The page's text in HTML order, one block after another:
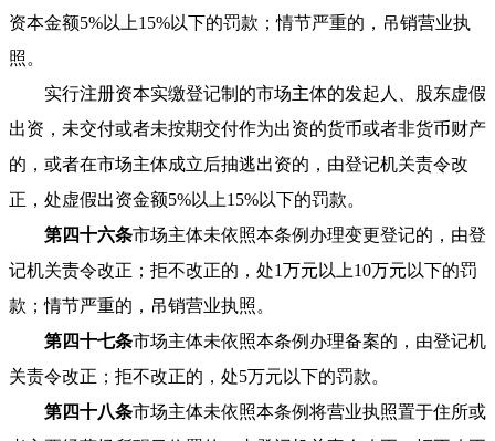
资本金额5%以上15%以下的罚款；情节严重的，吊销营业执
照。
实行注册资本实缴登记制的市场主体的发起人、股东虚假
出资，未交付或者未按期交付作为出资的货币或者非货币财产
的，或者在市场主体成立后抽逃出资的，由登记机关责令改
正，处虚假出资金额5%以上15%以下的罚款。
第四十六条市场主体未依照本条例办理变更登记的，由登
记机关责令改正；拒不改正的，处1万元以上10万元以下的罚
款；情节严重的，吊销营业执照。
第四十七条市场主体未依照本条例办理备案的，由登记机
关责令改正；拒不改正的，处5万元以下的罚款。
第四十八条市场主体未依照本条例将营业执照置于住所或